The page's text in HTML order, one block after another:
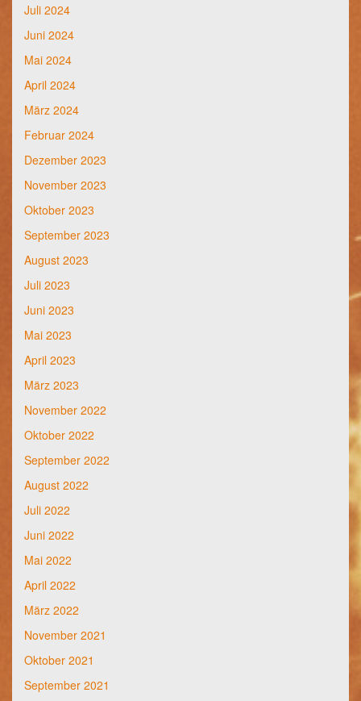
Juli 2024
Juni 2024
Mai 2024
April 2024
März 2024
Februar 2024
Dezember 2023
November 2023
Oktober 2023
September 2023
August 2023
Juli 2023
Juni 2023
Mai 2023
April 2023
März 2023
November 2022
Oktober 2022
September 2022
August 2022
Juli 2022
Juni 2022
Mai 2022
April 2022
März 2022
November 2021
Oktober 2021
September 2021